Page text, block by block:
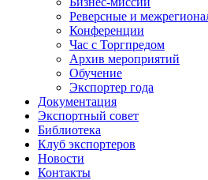
Реверсные и
Конференции
Час с Торгпредом
Архив мероприятий
Обучение
Экспортер года
Документация
Экспортный совет
Библиотека
Клуб экспортеров
Новости
Контакты